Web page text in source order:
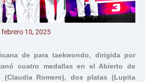
febrero 10, 2025
de para taekwondo, dirigida por
cuatro medallas en el Abierto de
(Claudia Romero), dos platas (Lupita